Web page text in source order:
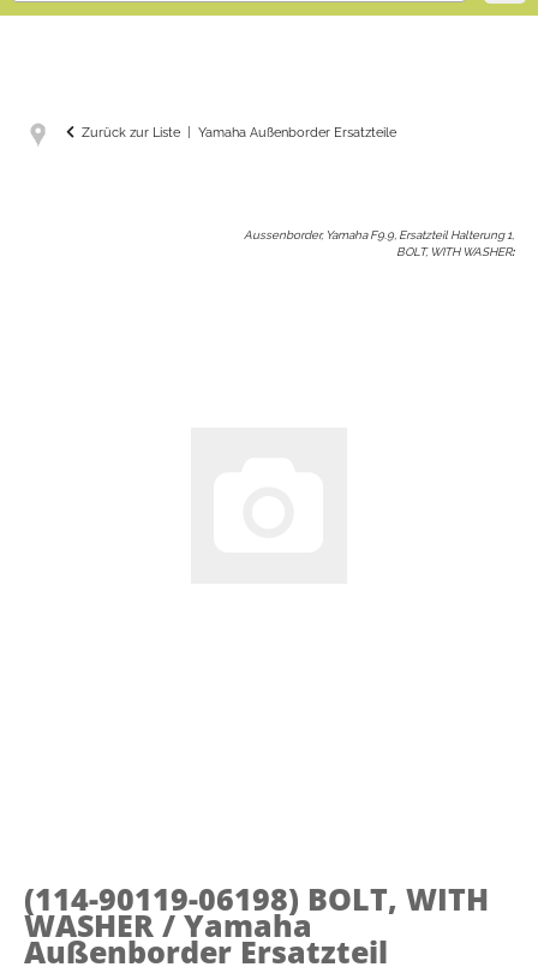
Zurück zur Liste Yamaha Außenborder Ersatzteile
Aussenborder, Yamaha F9.9, Ersatzteil Halterung 1,
BOLT, WITH WASHER:
(114-90119-06198) BOLT, WITH
WASHER / Yamaha
Außenborder Ersatzteil